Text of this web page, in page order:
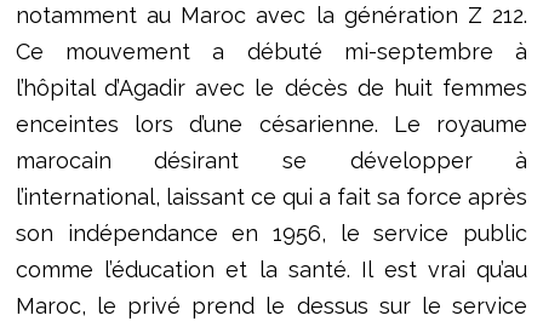
notamment au Maroc avec la génération Z 212.
Ce mouvement a débuté mi-septembre à
l’hôpital d’Agadir avec le décès de huit femmes
enceintes lors d’une césarienne. Le royaume
marocain désirant se développer à
l’international, laissant ce qui a fait sa force après
son indépendance en 1956, le service public
comme l’éducation et la santé. Il est vrai qu’au
Maroc, le privé prend le dessus sur le service